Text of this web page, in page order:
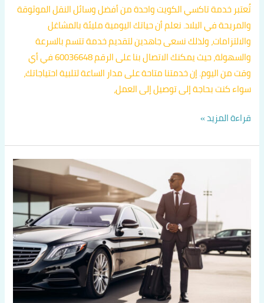
تُعتبر خدمة تاكسي الكويت واحدة من أفضل وسائل النقل الموثوقة
والمريحة في البلاد. نعلم أن حياتك اليومية مليئة بالمشاغل
والالتزامات، ولذلك نسعى جاهدين لتقديم خدمة تتسم بالسرعة
والسهولة، حيث يمكنك الاتصال بنا على الرقم 60036648 في أي
وقت من اليوم. إن خدمتنا متاحة على مدار الساعة لتلبية احتياجاتك،
سواء كنت بحاجة إلى توصيل إلى العمل،
قراءة المزيد »
اتصل
بنا
60036648